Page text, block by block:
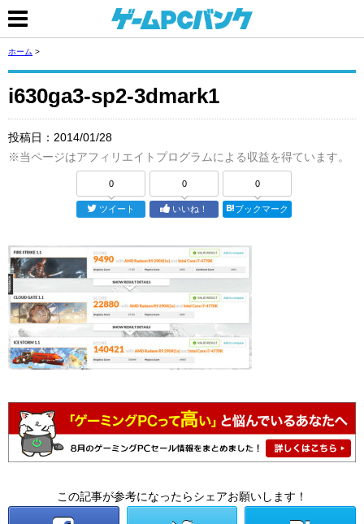
ホーム >
i630ga3-sp2-3dmark1
投稿日： 2014/01/28
※当ページはアフィリエイトプログラムによる収益を得ています。
0
ツイート
0
いいね！
0
ブックマーク
この記事が参考になったらシェアお願いします！